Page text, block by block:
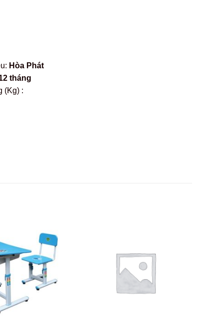
Hòa Phát
tháng
(Kg) :